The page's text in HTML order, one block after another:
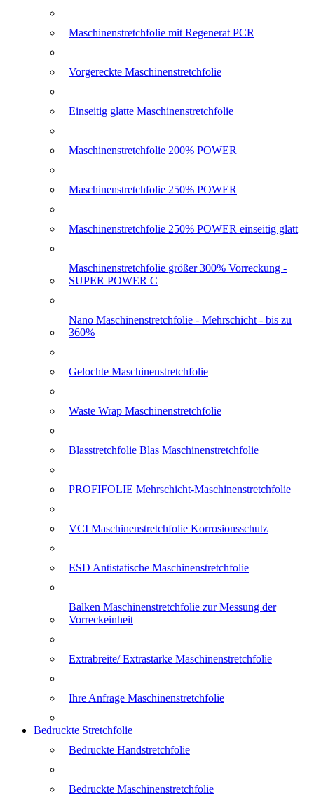
Maschinenstretchfolie mit Regenerat PCR
Vorgereckte Maschinenstretchfolie
Einseitig glatte Maschinenstretchfolie
Maschinenstretchfolie 200% POWER
Maschinenstretchfolie 250% POWER
Maschinenstretchfolie 250% POWER einseitig glatt
Maschinenstretchfolie größer 300% Vorreckung -
SUPER POWER C
Nano Maschinenstretchfolie - Mehrschicht - bis zu
360%
Gelochte Maschinenstretchfolie
Waste Wrap Maschinenstretchfolie
Blasstretchfolie Blas Maschinenstretchfolie
PROFIFOLIE Mehrschicht-Maschinenstretchfolie
VCI Maschinenstretchfolie Korrosionsschutz
ESD Antistatische Maschinenstretchfolie
Balken Maschinenstretchfolie zur Messung der
Vorreckeinheit
Extrabreite/ Extrastarke Maschinenstretchfolie
Ihre Anfrage Maschinenstretchfolie
Bedruckte Stretchfolie
Bedruckte Handstretchfolie
Bedruckte Maschinenstretchfolie